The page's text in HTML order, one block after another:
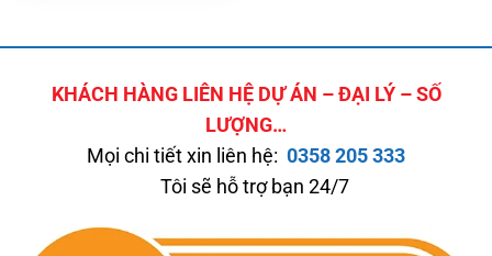
KHÁCH HÀNG LIÊN HỆ DỰ ÁN – ĐẠI LÝ – SỐ
LƯỢNG…
Mọi chi tiết xin liên hệ: 0358 205 333
Tôi sẽ hỗ trợ bạn 24/7